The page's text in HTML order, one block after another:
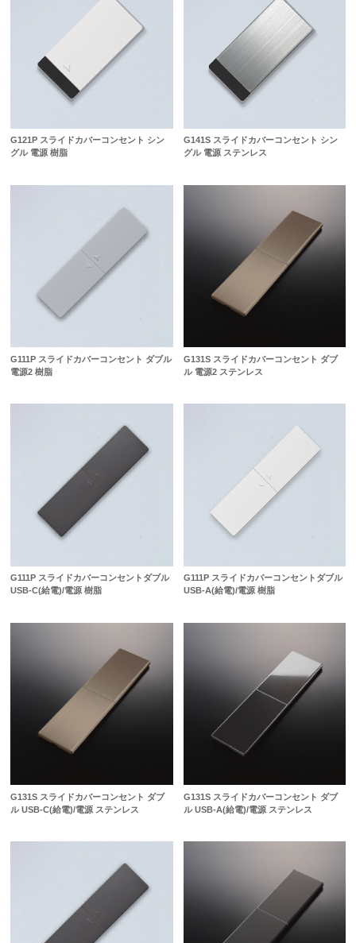
G121P スライドカバーコンセント シン
グル 電源 樹脂
G141S スライドカバーコンセント シン
グル 電源 ステンレス
G111P スライドカバーコンセント ダブル
電源2 樹脂
G131S スライドカバーコンセント ダブ
ル 電源2 ステンレス
G111P スライドカバーコンセントダブル
USB-C(給電)/電源 樹脂
G111P スライドカバーコンセントダブル
USB-A(給電)/電源 樹脂
G131S スライドカバーコンセント ダブ
ル USB-C(給電)/電源 ステンレス
G131S スライドカバーコンセント ダブ
ル USB-A(給電)/電源 ステンレス